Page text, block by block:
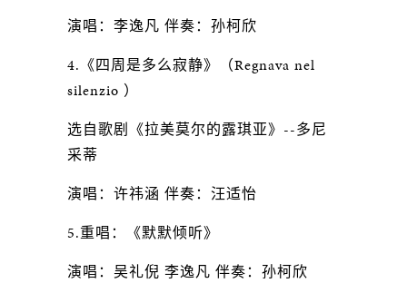
演唱：李逸凡 伴奏：孙柯欣
4.《四周是多么寂静》（Regnava nel
silenzio ）
选自歌剧《拉美莫尔的露琪亚》--多尼
采蒂
演唱：许祎涵 伴奏：汪适怡
5.重唱：《默默倾听》
演唱：吴礼倪 李逸凡 伴奏：孙柯欣